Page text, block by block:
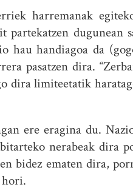
harremanak
dugunean
hau handiagoa da
pasatzen dira.
dira limiteetatik
ere eragina du.
nerabeak dira
bidez ematen dira,
hori.